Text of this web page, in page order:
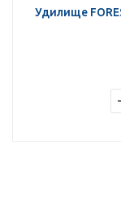
Удилище